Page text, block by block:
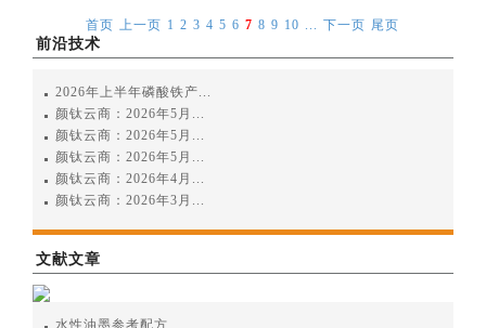
首页 上一页 1 2 3 4 5 6 7 8 9 10 ... 下一页 尾页
前沿技术
2026年上半年磷酸铁产...
颜钛云商：2026年5月...
颜钛云商：2026年5月...
颜钛云商：2026年5月...
颜钛云商：2026年4月...
颜钛云商：2026年3月...
文献文章
水性油墨参考配方